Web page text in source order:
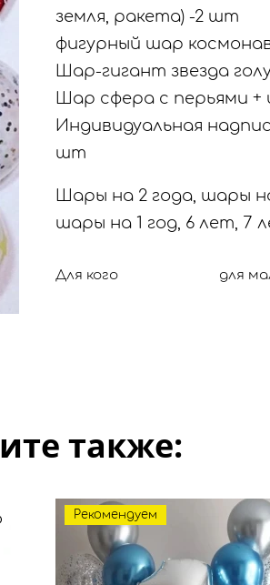
земля, ракета) -2 шт
фигурный шар
Шар-гигант звезда
Шар сфера с перьями +
Индивидуальная
шт
Шары на 2 года, шары
шары на 1 год, 6 лет, 7
Для кого для
также:
Рекомендуем